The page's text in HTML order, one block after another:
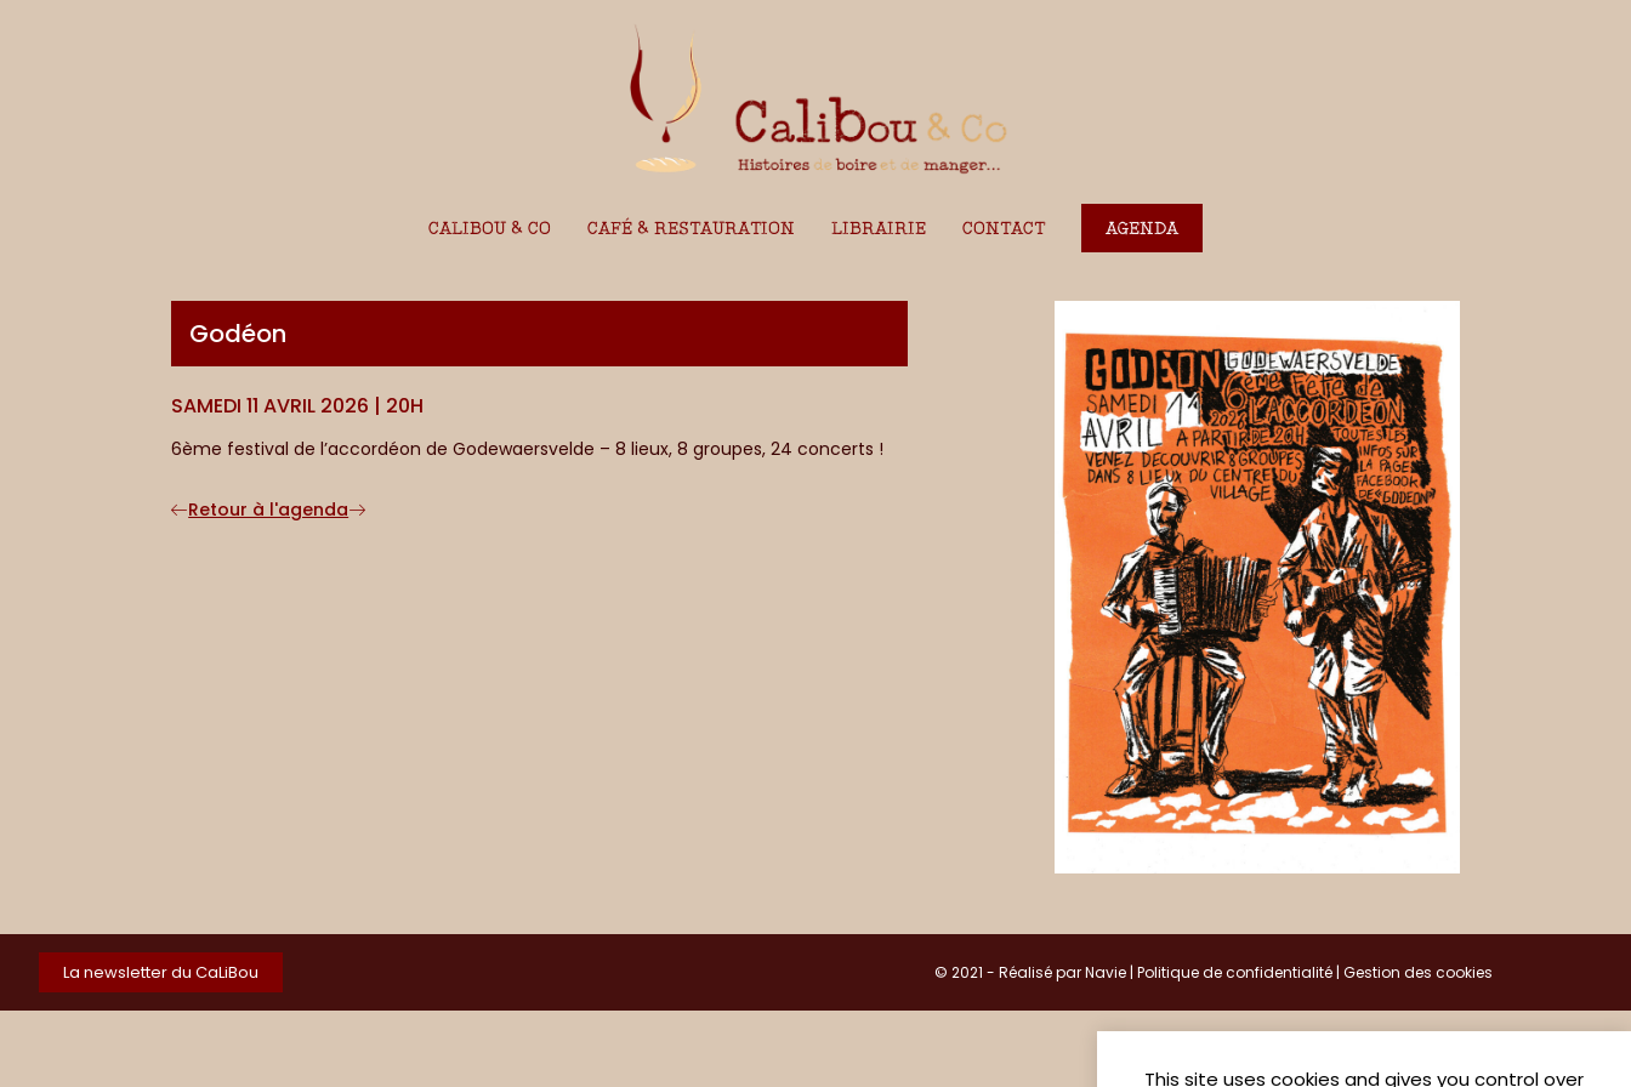
CALIBOU & CO CAFÉ & RESTAURATION LIBRAIRIE CONTACT AGENDA
Godéon
SAMEDI 11 AVRIL 2026 | 20H
6ème festival de l’accordéon de Godewaersvelde – 8 lieux, 8 groupes, 24 concerts !
Retour à l'agenda
La newsletter du CaLiBou © 2021 - Réalisé parNavie| Politique de confidentialité| Gestion des cookies
This site uses cookies and gives you control over